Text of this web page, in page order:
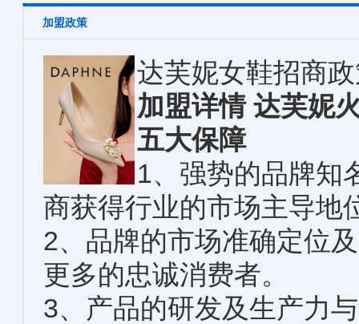
加盟政策
达芙妮女鞋招商
加盟详情 达芙妮
五大保障
1、强势的品牌知
商获得行业的市场主导地
2、品牌的市场准确定位
更多的忠诚消费者。
3、产品的研发及生产力